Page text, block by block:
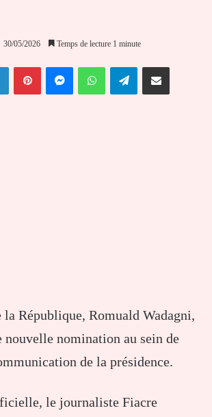
30/05/2026 Temps de lecture 1 minute
LinkedinPinterestMessengerWhatsAppTelegramPartager par email
la République, Romuald Wadagni,
nouvelle nomination au sein de
de la présidence.
le journaliste Fiacre